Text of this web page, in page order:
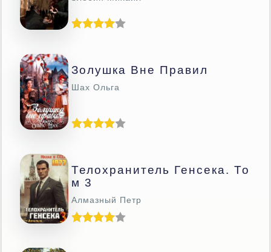
Золушка Вне Правил
Шах Ольга
Телохранитель Генсека. То
М 3
Алмазный Петр